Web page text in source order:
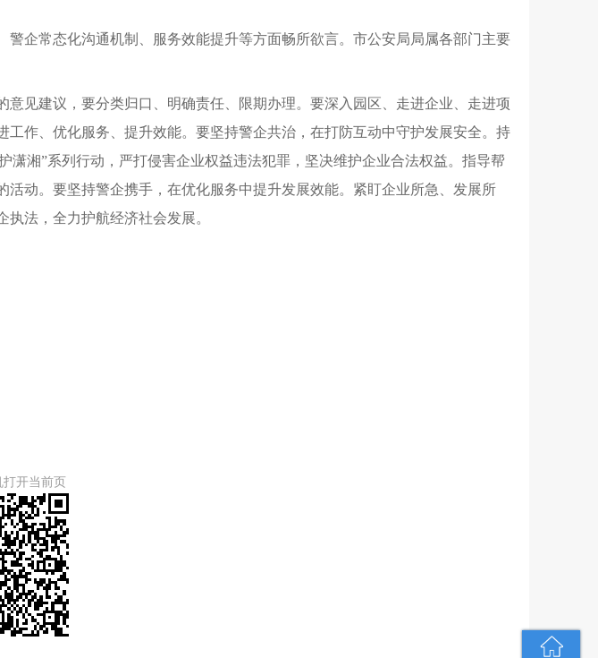
企常态化沟通机制、服务效能提升等方面畅所欲言。市公安局局属各部门主要
见建议，要分类归口、明确责任、限期办理。要深入园区、走进企业、走进项
作、优化服务、提升效能。要坚持警企共治，在打防互动中守护发展安全。持
潇湘”系列行动，严打侵害企业权益违法犯罪，坚决维护企业合法权益。指导帮
动。要坚持警企携手，在优化服务中提升发展效能。紧盯企业所急、发展所
法，全力护航经济社会发展。
开当前页